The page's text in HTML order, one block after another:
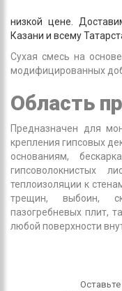
низкой цене.
Казани и всему
Сухая смесь на
модифицированных
Область
Предназначен для
крепления гипсовых
основаниям,
гипсоволокнистых
теплоизоляции к
трещин, выбоин,
пазогребневых плит,
любой поверхности